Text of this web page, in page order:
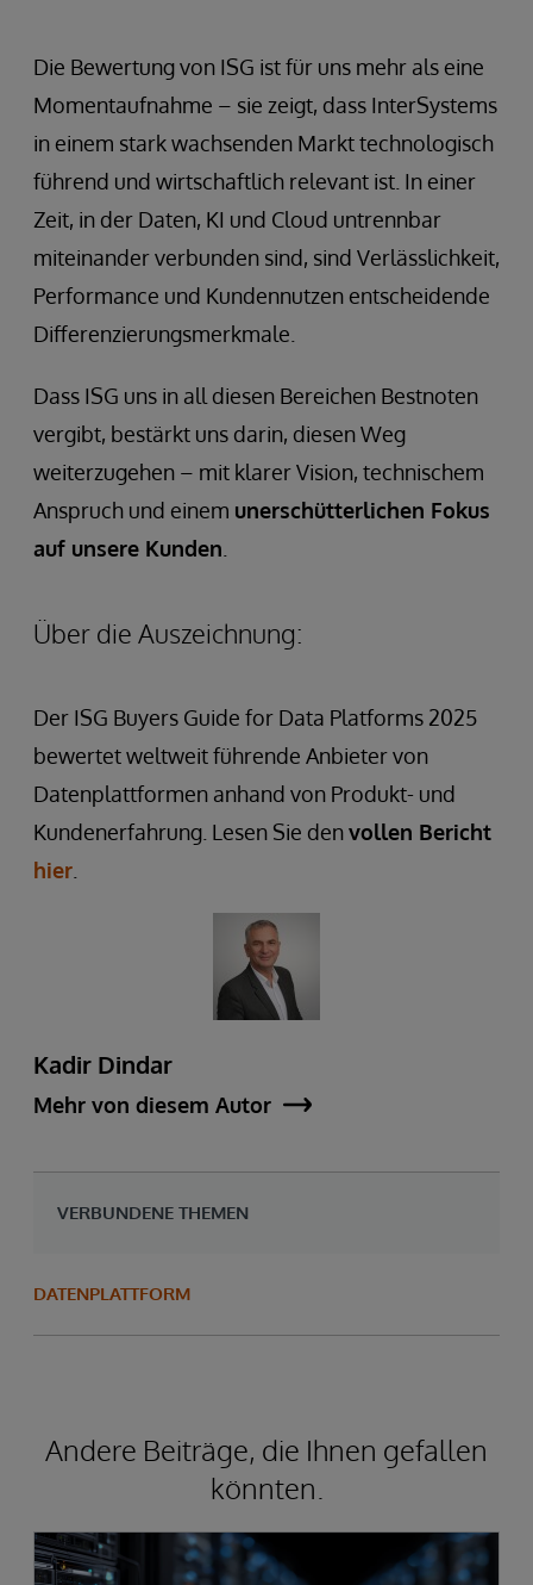
Die Bewertung von ISG ist für uns mehr als eine
Momentaufnahme – sie zeigt, dass InterSystems
in einem stark wachsenden Markt technologisch
führend und wirtschaftlich relevant ist. In einer
Zeit, in der Daten, KI und Cloud untrennbar
miteinander verbunden sind, sind Verlässlichkeit,
Performance und Kundennutzen entscheidende
Differenzierungsmerkmale.
Dass ISG uns in all diesen Bereichen Bestnoten
vergibt, bestärkt uns darin, diesen Weg
weiterzugehen – mit klarer Vision, technischem
Anspruch und einem unerschütterlichen Fokus
auf unsere Kunden
Über die Auszeichnung:
Der ISG Buyers Guide for Data Platforms 2025
bewertet weltweit führende Anbieter von
Datenplattformen anhand von Produkt- und
Kundenerfahrung. Lesen Sie denvollen Bericht
hier
Kadir Dindar
Mehr von diesem Autor
VERBUNDENE THEMEN
DATENPLATTFORM
Andere Beiträge, die Ihnen gefallen
könnten.